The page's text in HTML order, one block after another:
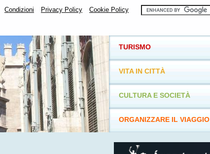
Condizioni Privacy Policy Cookie Policy
TURISMO
VITA IN CITTÀ
CULTURA E SOCIETÀ
ORGANIZZARE IL VIAGGIO